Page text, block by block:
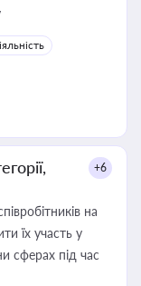
+6
на
їх участь у
сферах під час